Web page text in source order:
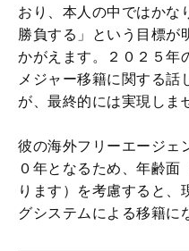
おり、本人の中ではかな
勝負する」という目標が
かがえます。２０２５年
メジャー移籍に関する話
が、最終的には実現しま
彼の海外フリーエージェ
０年となるため、年齢面
ります）を考慮すると、
グシステムによる移籍に